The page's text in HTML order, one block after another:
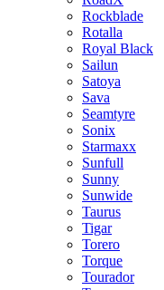
Rockblade
Rotalla
Royal Black
Sailun
Satoya
Sava
Seamtyre
Sonix
Starmaxx
Sunfull
Sunny
Sunwide
Taurus
Tigar
Torero
Torque
Tourador